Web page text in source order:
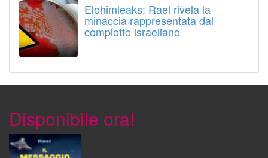
Elohimleaks: Rael rivela la
minaccia rappresentata dal
complotto israeliano
Disponibile ora!